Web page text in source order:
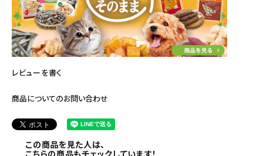
レビューを書く
商品についてのお問い合わせ
この商品を見た人は、